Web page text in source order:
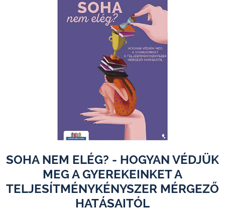
SOHA NEM ELÉG? - HOGYAN VÉDJÜK
MEG A GYEREKEINKET A
TELJESÍTMÉNYKÉNYSZER MÉRGEZŐ
HATÁSAITÓL